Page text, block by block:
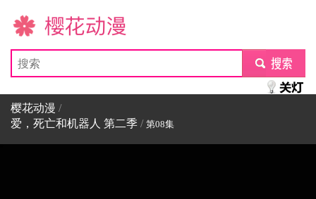
樱花动漫
submit
樱花动漫 /
爱，死亡和机器人 第二季 / 第08集